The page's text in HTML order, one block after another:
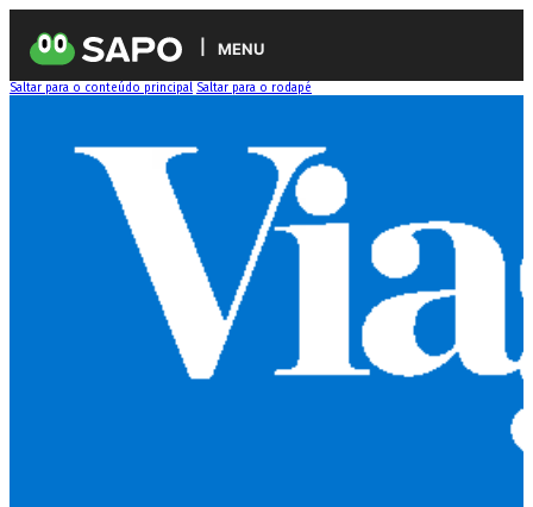
MENU
Saltar para o conteúdo principal Saltar para o rodapé